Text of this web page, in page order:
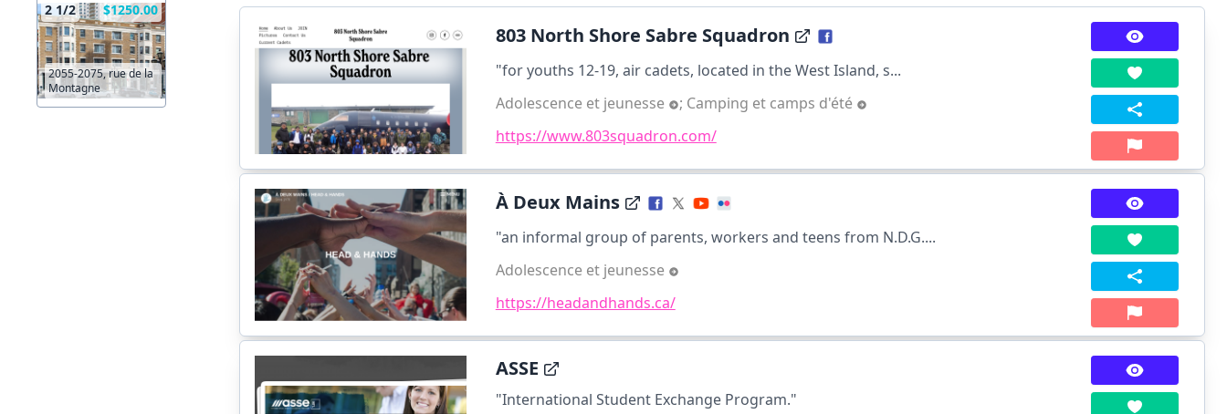
2 1/2 $1250.00
2055-2075, rue de la
Montagne
803 North Shore Sabre Squadron
"for youths 12-19, air cadets, located in the West Island, s...
Adolescence et jeunesse
; Camping et camps d'été
https://www.803squadron.com/
À Deux Mains
"an informal group of parents, workers and teens from N.D.G....
Adolescence et jeunesse
https://headandhands.ca/
ASSE
"International Student Exchange Program."